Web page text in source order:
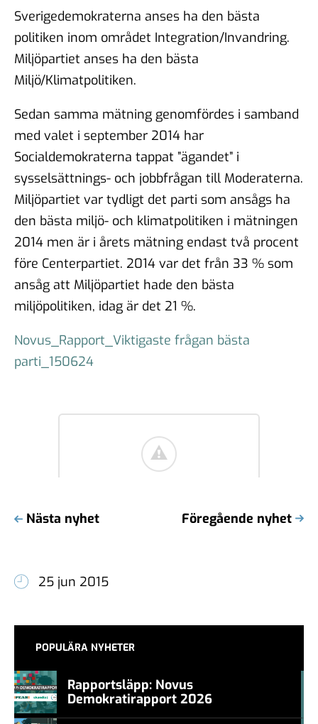
Sverigedemokraterna anses ha den bästa
politiken inom området Integration/Invandring.
Miljöpartiet anses ha den bästa
Miljö/Klimatpolitiken.
Sedan samma mätning genomfördes i samband
med valet i september 2014 har
Socialdemokraterna tappat ”ägandet” i
sysselsättnings- och jobbfrågan till Moderaterna.
Miljöpartiet var tydligt det parti som ansågs ha
den bästa miljö- och klimatpolitiken i mätningen
2014 men är i årets mätning endast två procent
före Centerpartiet. 2014 var det från 33 % som
ansåg att Miljöpartiet hade den bästa
miljöpolitiken, idag är det 21 %.
Novus_Rapport_Viktigaste frågan bästa
parti_150624
Nästa nyhet Föregående nyhet
25 jun 2015
POPULÄRA NYHETER
Rapportsläpp: Novus
Demokratirapport 2026